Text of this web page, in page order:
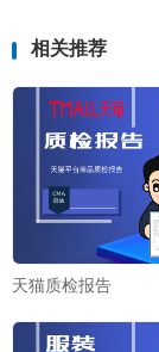
相关推荐
天猫质检报告